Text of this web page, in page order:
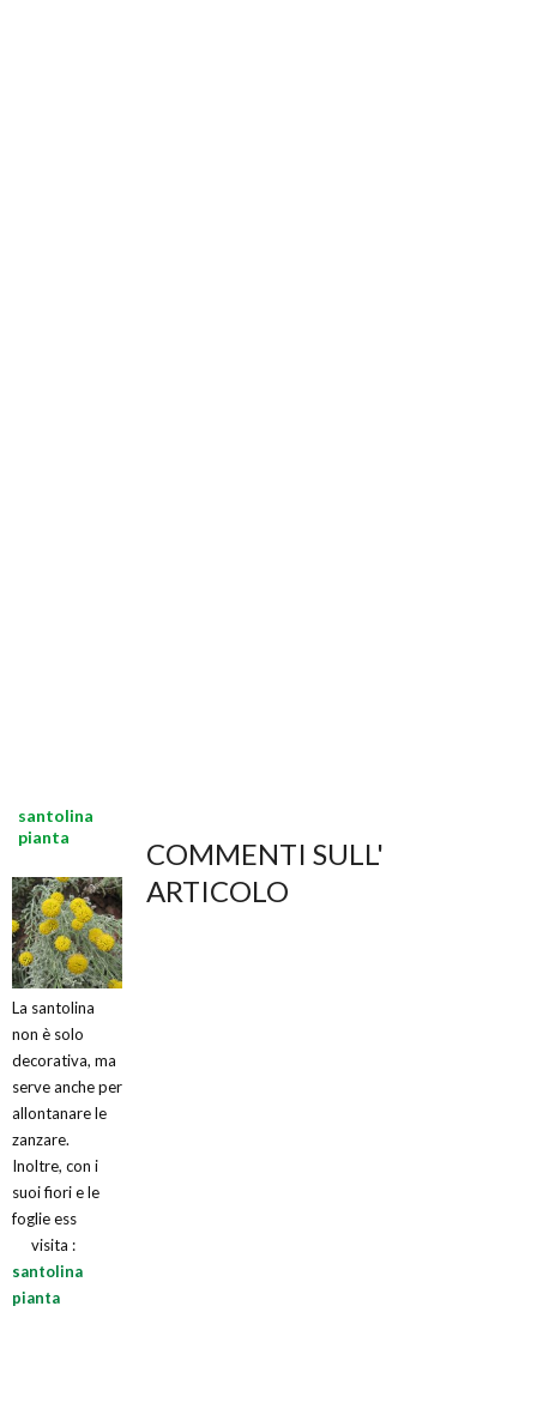
santolina
pianta
La santolina
non è solo
decorativa, ma
serve anche per
allontanare le
zanzare.
Inoltre, con i
suoi fiori e le
foglie ess
visita :
santolina
pianta
COMMENTI SULL'
ARTICOLO